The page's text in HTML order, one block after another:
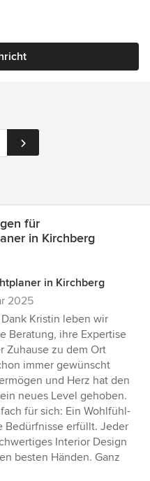
für
in Kirchberg
in Kirchberg
2025
Kristin leben wir
Beratung, ihre Expertise
Zuhause zu dem Ort
immer gewünscht
und Herz hat den
neues Level gehoben.
für sich: Ein Wohlfühl-
Bedürfnisse erfüllt. Jeder
Interior Design
besten Händen. Ganz